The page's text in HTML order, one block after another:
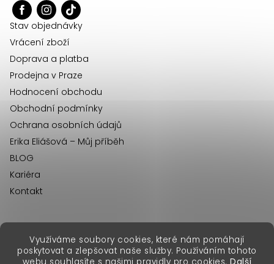
Využíváme soubory cookies, které nám pomáhají
poskytovat a zlepšovat naše služby. Používáním tohoto
Stav objednávky
Vrácení zboží
Doprava a platba
Prodejna v Praze
Hodnocení obchodu
Obchodní podmínky
Ochrana osobních údajů
Erika Eliášová – Můj příběh
BLOG
Kariéra
Kontakt
Copyright 2026Erika Fashion. Všechna práva vyhrazena.
erikafashion.sk